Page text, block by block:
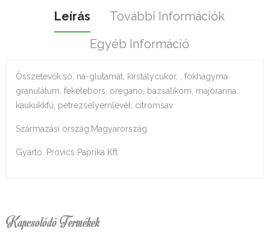
Leírás
További Információk
Egyéb Információ
Összetevők:só, na-glutamát, kirstálycukor, , fokhagyma
granulátum, feketebors, oregano, bazsalikom, majoranna,
kaukukkfű, petrezselyemlevél, citromsav
Származási ország:Magyarország
Gyártó: Provics Paprika Kft
Kapcsolódó Termékek